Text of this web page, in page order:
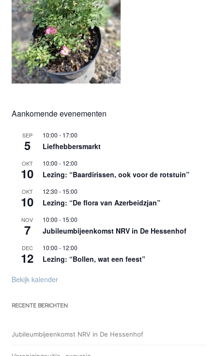
Aankomende evenementen
SEP
5
10:00 - 17:00
Liefhebbersmarkt
OKT
10
10:00 - 12:00
Lezing: “Baardirissen, ook voor de rotstuin”
OKT
10
12:30 - 15:00
Lezing: “De flora van Azerbeidzjan”
NOV
7
10:00 - 15:00
Jubileumbijeenkomst NRV in De Hessenhof
DEC
12
10:00 - 12:00
Lezing: “Bollen, wat een feest”
Bekijk kalender
RECENTE BERICHTEN
Jubileumbijeenkomst NRV in De Hessenhof